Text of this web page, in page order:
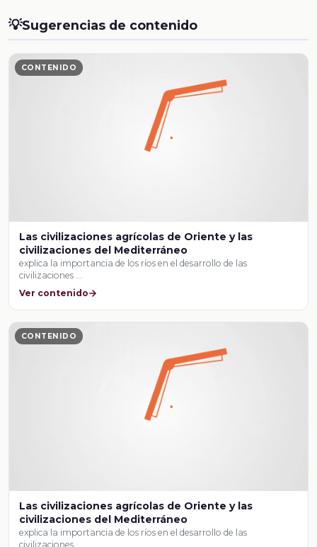
💡Sugerencias de contenido
CONTENIDO
Las civilizaciones agrícolas de Oriente y las
civilizaciones del Mediterráneo
explica la importancia de los ríos en el desarrollo de las
civilizaciones …
Ver contenido
CONTENIDO
Las civilizaciones agrícolas de Oriente y las
civilizaciones del Mediterráneo
explica la importancia de los ríos en el desarrollo de las
civilizaciones …